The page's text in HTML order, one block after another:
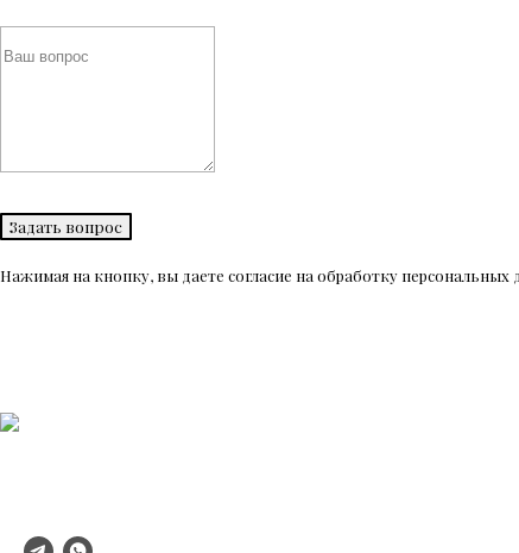
Задать вопрос
Нажимая на кнопку, вы даете согласие на обработку